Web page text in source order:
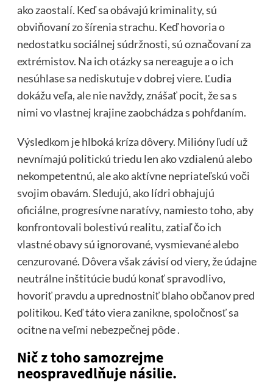
ako zaostalí. Keď sa obávajú kriminality, sú
obviňovaní zo šírenia strachu. Keď hovoria o
nedostatku sociálnej súdržnosti, sú označovaní za
extrémistov. Na ich otázky sa nereaguje a o ich
nesúhlase sa nediskutuje v dobrej viere. Ľudia
dokážu veľa, ale nie navždy, znášať pocit, že sa s
nimi vo vlastnej krajine zaobchádza s pohŕdaním.
Výsledkom je hlboká kríza dôvery. Milióny ľudí už
nevnímajú politickú triedu len ako vzdialenú alebo
nekompetentnú, ale ako aktívne nepriateľskú voči
svojim obavám. Sledujú, ako lídri obhajujú
oficiálne, progresívne naratívy, namiesto toho, aby
konfrontovali bolestivú realitu, zatiaľ čo ich
vlastné obavy sú ignorované, vysmievané alebo
cenzurované. Dôvera však závisí od viery, že údajne
neutrálne inštitúcie budú konať spravodlivo,
hovoriť pravdu a uprednostniť blaho občanov pred
politikou. Keď táto viera zanikne, spoločnosť sa
ocitne naveľmi nebezpečnej pôde.
Nič z toho samozrejme
neospravedlňuje násilie.